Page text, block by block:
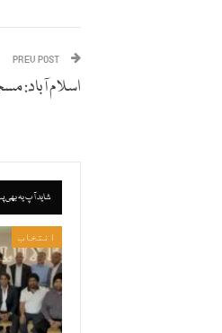
اسلام آباد:
شاید آپ یہ بھی
انتخاب